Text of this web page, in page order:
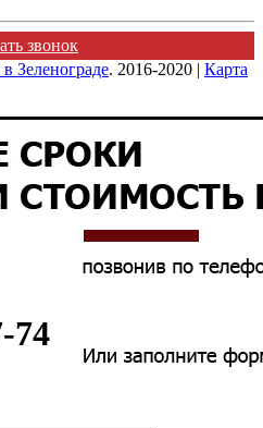
звонок
Зеленограде. 2016-2020 | Карта
74